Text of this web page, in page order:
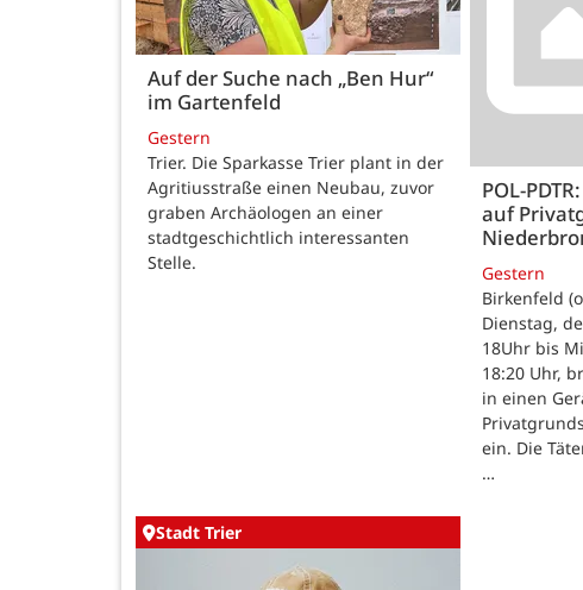
Auf der Suche nach „Ben Hur“
im Gartenfeld
Gestern
Trier. Die Sparkasse Trier plant in der
Agritiusstraße einen Neubau, zuvor
graben Archäologen an einer
stadtgeschichtlich interessanten
Stelle.
POL-
auf
Gestern
Birkenfeld
Dienstag,
18Uhr bis
18:20 Uhr,
in einen
ein. Die
…
Stadt Trier